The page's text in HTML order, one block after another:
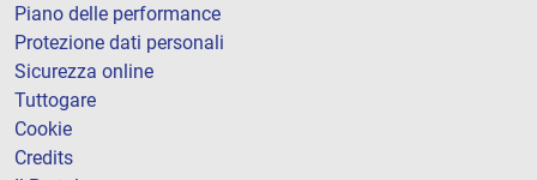
Piano delle performance
Protezione dati personali
Sicurezza online
Tuttogare
Cookie
Credits